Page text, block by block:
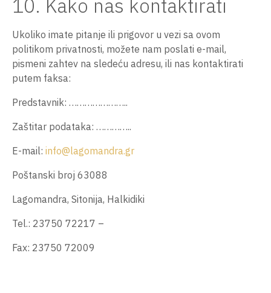
10. Kako nas kontaktirati
Ukoliko imate pitanje ili prigovor u vezi sa ovom
politikom privatnosti, možete nam poslati e-mail,
pismeni zahtev na sledeću adresu, ili nas kontaktirati
putem faksa:
Predstavnik: …………………..
Zaštitar podataka: …………..
E-mail: info@lagomandra.gr
Poštanski broj 63088
Lagomandra, Sitonija, Halkidiki
Tel.: 23750 72217 –
Fax: 23750 72009